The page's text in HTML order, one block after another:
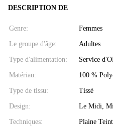
DESCRIPTION DE
Genre: Femmes
Le groupe d'âge: Adultes
Type d'alimentation: Service
Matériau: 100 %
Type de tissu: Tissé
Design: Le Midi,
Techniques: Plaine